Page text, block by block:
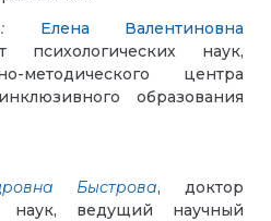
Елена Валентиновна
психологических наук,
методического центра
образования
Быстрова, доктор
наук, ведущий научный